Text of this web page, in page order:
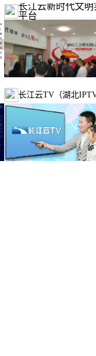
长江云新时代文明
平台
长江云TV（湖北